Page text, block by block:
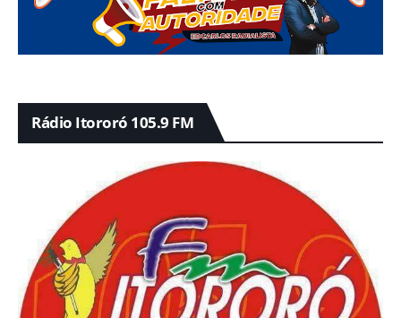
Rádio Itororó 105.9 FM